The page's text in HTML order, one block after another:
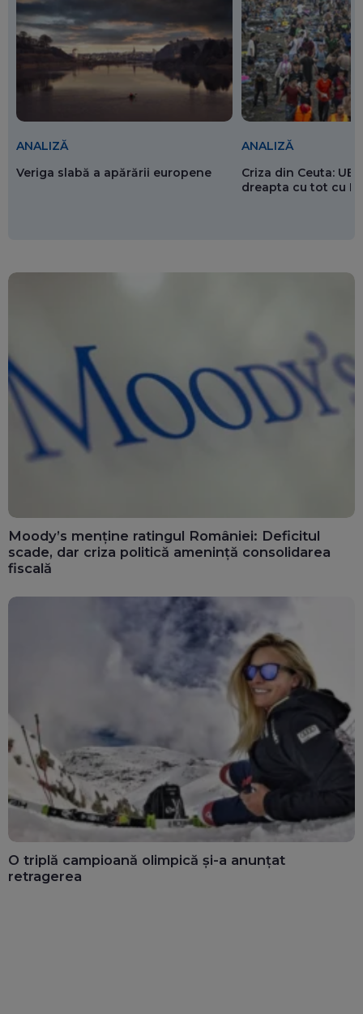
ANALIZĂ
Veriga slabă a apărării europene
ANALIZĂ
Criza din Ceuta: UE
dreapta cu tot cu
Moody’s menține ratingul României: Deficitul
scade, dar criza politică amenință consolidarea
fiscală
O triplă campioană olimpică și-a anunțat
retragerea